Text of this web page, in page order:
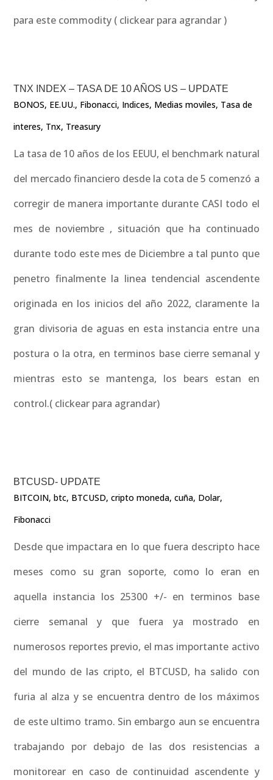
para este commodity ( clickear para agrandar )
TNX INDEX – TASA DE 10 AÑOS US – UPDATE
BONOS, EE.UU., Fibonacci, Indices, Medias moviles, Tasa de
interes, Tnx, Treasury
La tasa de 10 años de los EEUU, el benchmark natural
del mercado financiero desde la cota de 5 comenzó a
corregir de manera importante durante CASI todo el
mes de noviembre , situación que ha continuado
durante todo este mes de Diciembre a tal punto que
penetro finalmente la linea tendencial ascendente
originada en los inicios del año 2022, claramente la
gran divisoria de aguas en esta instancia entre una
postura o la otra, en terminos base cierre semanal y
mientras esto se mantenga, los bears estan en
control.( clickear para agrandar)
BTCUSD- UPDATE
BITCOIN,btc, BTCUSD,cripto moneda,cuña, Dolar,
Fibonacci
Desde que impactara en lo que fuera descripto hace
meses como su gran soporte, como lo eran en
aquella instancia los 25300 +/- en terminos base
cierre semanal y que fuera ya mostrado en
numerosos reportes previo, el mas importante activo
del mundo de las cripto, el BTCUSD, ha salido con
furia al alza y se encuentra dentro de los máximos
de este ultimo tramo. Sin embargo aun se encuentra
trabajando por debajo de las dos resistencias a
monitorear en caso de continuidad ascendente y